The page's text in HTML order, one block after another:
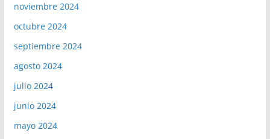
noviembre 2024
octubre 2024
septiembre 2024
agosto 2024
julio 2024
junio 2024
mayo 2024